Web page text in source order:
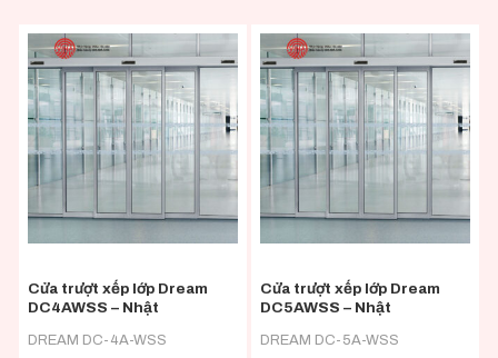
Cửa trượt xếp lớp Dream
DC4AWSS – Nhật
DREAM DC-4A-WSS
Cửa trượt xếp lớp Dream
DC5AWSS – Nhật
DREAM DC-5A-WSS